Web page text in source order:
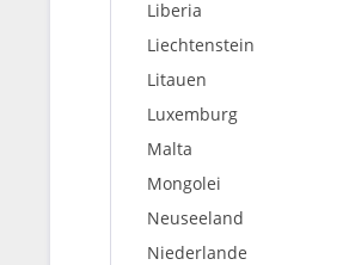
Liberia
Liechtenstein
Litauen
Luxemburg
Malta
Mongolei
Neuseeland
Niederlande